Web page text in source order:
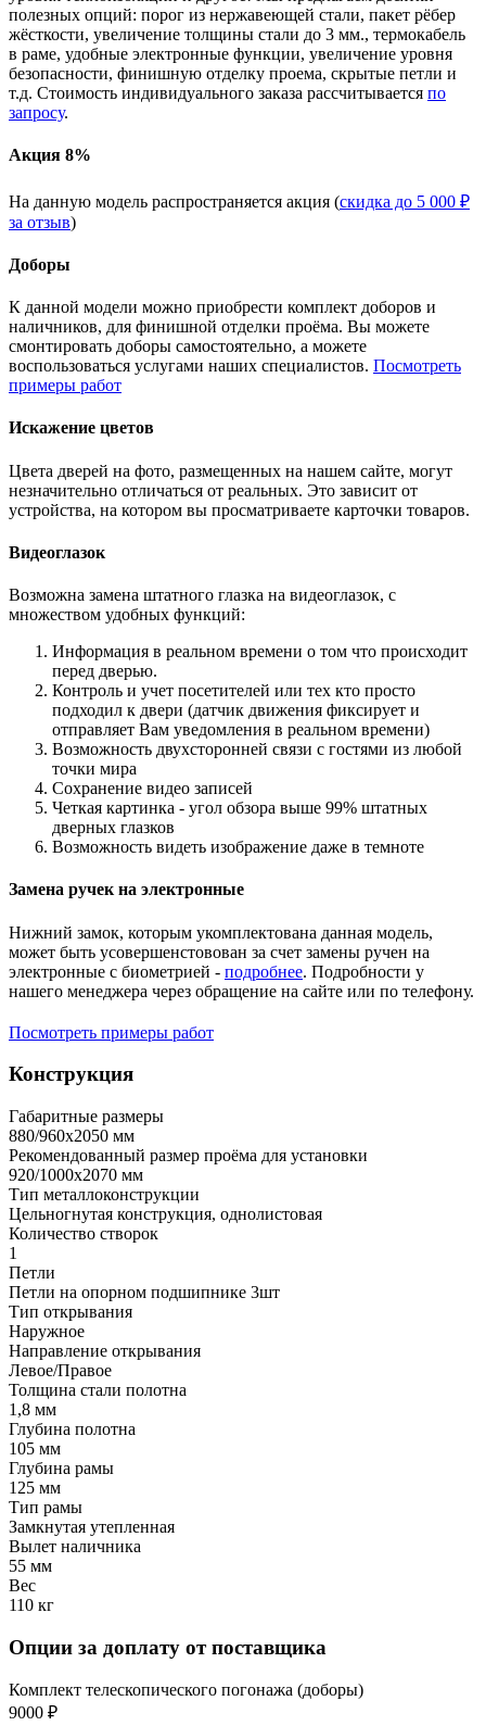
полезных опций: порог из нержавеющей стали, пакет рёбер
жёсткости, увеличение толщины стали до 3 мм., термокабель
в раме, удобные электронные функции, увеличение уровня
безопасности, финишную отделку проема, скрытые петли и
т.д. Стоимость индивидуального заказа рассчитывается по
запросу.
Акция 8%
На данную модель распространяется акция (скидка до 5 000 ₽
за отзыв)
Доборы
К данной модели можно приобрести комплект доборов и
наличников, для финишной отделки проёма. Вы можете
смонтировать доборы самостоятельно, а можете
воспользоваться услугами наших специалистов. Посмотреть
примеры работ
Искажение цветов
Цвета дверей на фото, размещенных на нашем сайте, могут
незначительно отличаться от реальных. Это зависит от
устройства, на котором вы просматриваете карточки товаров.
Видеоглазок
Возможна замена штатного глазка на видеоглазок, с
множеством удобных функций:
Информация в реальном времени о том что происходит
перед дверью.
Контроль и учет посетителей или тех кто просто
подходил к двери (датчик движения фиксирует и
отправляет Вам уведомления в реальном времени)
Возможность двухсторонней связи с гостями из любой
точки мира
Сохранение видео записей
Четкая картинка - угол обзора выше 99% штатных
дверных глазков
Возможность видеть изображение даже в темноте
Замена ручек на электронные
Нижний замок, которым укомплектована данная модель,
может быть усовершенстовован за счет замены ручен на
электронные с биометрией - подробнее. Подробности у
нашего менеджера через обращение на сайте или по телефону.
Посмотреть примеры работ
Конструкция
Габаритные размеры
880/960х2050 мм
Рекомендованный размер проёма для установки
920/1000х2070 мм
Тип металлоконструкции
Цельногнутая конструкция, однолистовая
Количество створок
1
Петли
Петли на опорном подшипнике 3шт
Тип открывания
Наружное
Направление открывания
Левое/Правое
Толщина стали полотна
1,8 мм
Глубина полотна
105 мм
Глубина рамы
125 мм
Тип рамы
Замкнутая утепленная
Вылет наличника
55 мм
Вес
110 кг
Опции за доплату от поставщика
Комплект телескопического погонажа (доборы)
9000 ₽